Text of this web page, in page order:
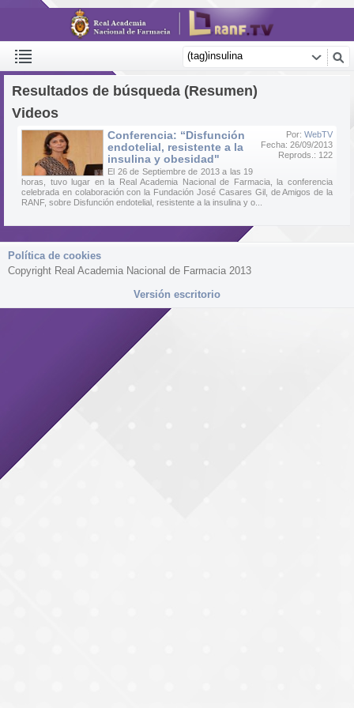
Resultados de búsqueda (Resumen)
Videos
Por: WebTV
Fecha: 26/09/2013
Reprods.: 122
Conferencia: “Disfunción
endotelial, resistente a la
insulina y obesidad"
El 26 de Septiembre de 2013 a las 19
horas, tuvo lugar en la Real Academia Nacional de Farmacia, la conferencia
celebrada en colaboración con la Fundación José Casares Gil, de Amigos de la
RANF, sobre Disfunción endotelial, resistente a la insulina y o...
Política de cookies
Copyright Real Academia Nacional de Farmacia 2013
Versión escritorio